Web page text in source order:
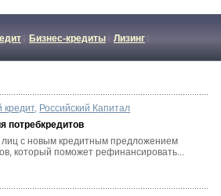
Бизнес-кредиты Лизинг
кредит, Российский Капитал
потребкредитов
лиц с новым кредитным предложением
который поможет рефинансировать...